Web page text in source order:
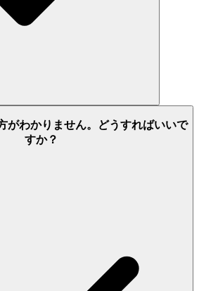
がわかりません。どうすればいいで
すか？